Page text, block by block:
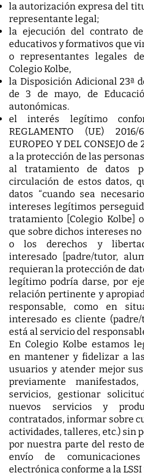
la autorización expresa del
representante legal;
la ejecución del contrato
educativos y formativos que
o representantes legales
Colegio Kolbe,
la Disposición Adicional 23ª
de 3 de mayo, de
autonómicas.
el interés legítimo
REGLAMENTO (UE) 2016/
EUROPEO Y DEL CONSEJO
a la protección de las
al tratamiento de datos
circulación de estos datos,
datos “cuando sea
intereses legítimos
tratamiento [Colegio Kolbe]
que sobre dichos intereses
o los derechos y
interesado [padre/tutor,
requieran la protección de
legítimo podría darse, por
relación pertinente y
responsable, como en
interesado es cliente
está al servicio del
En Colegio Kolbe estamos
en mantener y fidelizar a
usuarios y atender mejor
previamente
servicios, gestionar
nuevos servicios y
contratados, informar sobre
actividades, talleres, etc.) sin
por nuestra parte del resto
envío de
electrónica conforme a la LSSI